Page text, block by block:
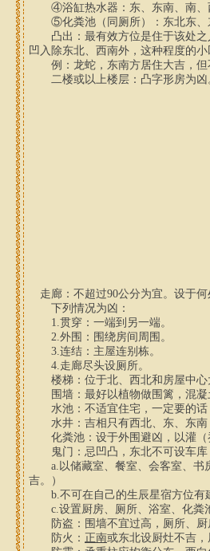
④浴缸热水器：东、东南、南、
⑤化粪池（同厕所）：东北东、
凸出：最有效方位是住于该处之
凹入除东北、西南外，这种程度的
例：龙蛇，东南方居住大吉，但
二楼或以上楼层：凸字形房为凶
走廊：不超过90公分为宜。设于
下列情况为凶：
1.贯穿：一端到另一端。
2.外围：围绕房间周围。
3.连结：主屋连别栋。
4.走廊尽头设厕所。
楼梯：位于北、西北和房屋中心
围墙：最好以植物做围篱，混凝
水池：不适宜住宅，一定要的话
水井：吉相只有西北、东、东南
化粪池：设于外围避凶，以灌（
鬼门：忌凹凸，东北不可设车库
a.以储藏室、餐室、会客室、书
吉。）
b.不可在自己的生辰星宿方位有
c.设置厨房、厕所、浴室、化粪
防盗：围墙不宜过高，厕所、厨
防火： 正南或东北设厨灶不吉